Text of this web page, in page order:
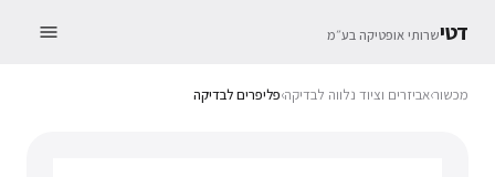
דטישרותי אופטיקה בע״מ
מכשור›אביזרים וציוד נלווה לבדיקה›פליפרים לבדיקה